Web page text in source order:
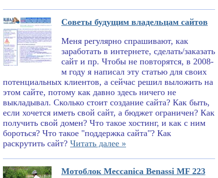
Советы будущим владельцам сайтов
Меня регулярно спрашивают, как
заработать в интернете, сделать/заказать
сайт и пр. Чтобы не повторятся, в 2008-
м году я написал эту статью для своих
потенциальных клиентов, а сейчас решил выложить на
этом сайте, потому как давно здесь ничего не
выкладывал. Сколько стоит создание сайта? Как быть,
если хочется иметь свой сайт, а бюджет ограничен? Как
получить свой домен? Что такое хостинг, и как с ним
бороться? Что такое "поддержка сайта"? Как
раскрутить сайт? Читать далее »
Мотоблок Meccanica Benassi MF 223